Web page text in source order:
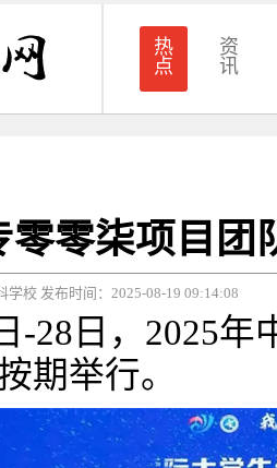
热
点
资
讯
零零柒项目团
学校 发布时间：2025-08-19 09:14:08
28日，2025年
期举行。